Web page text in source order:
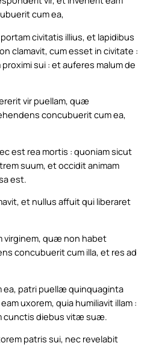
cum ea,
civitatis illius, et lapidibus
clamavit, cum esset in civitate :
sui : et auferes malum de
vir puellam, quæ
concubuerit cum ea,
est rea mortis : quoniam sicut
suum, et occidit animam
est.
et nullus affuit qui liberaret
virginem, quæ non habet
concubuerit cum illa, et res ad
ea, patri puellæ quinquaginta
uxorem, quia humiliavit illam :
cunctis diebus vitæ suæ.
patris sui, nec revelabit